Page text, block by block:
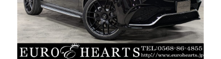
メール
WEBからご相談